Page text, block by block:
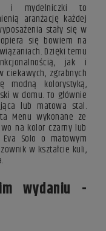
i mydelniczki to
aranżację każdej
stały się w
się bowiem na
Dzięki temu
jak i
ciekawych, zgrabnych
modną kolorystyką,
w domu. To głównie
lub matowa stal.
Menu wykonane ze
na kolor czarny lub
Solo o matowym
w kształcie kuli,
wydaniu -